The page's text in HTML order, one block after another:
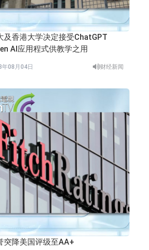
及香港大学决定接受ChatGPT
AI应用程式供教学之用
年08月04日 财经新闻
突降美国评级至AA+